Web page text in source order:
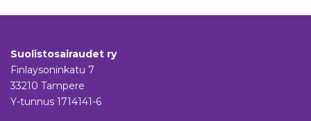
Suolistosairaudet ry
Finlaysoninkatu 7
33210 Tampere
Y-tunnus 1714141-6